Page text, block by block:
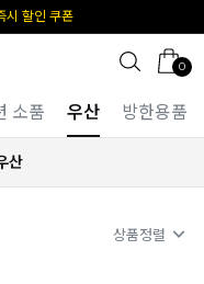
시 할인 쿠폰
0
소품 우산 방한용품
산
상품정렬